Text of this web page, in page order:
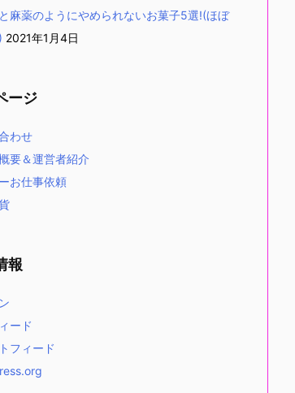
麻薬のようにやめられないお菓子5選!(ほぼ
2021年1月4日
ージ
わせ
要＆運営者紹介
お仕事依頼
報
ード
フィード